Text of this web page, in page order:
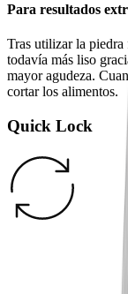
Para resultados
Tras utilizar la
todavía más liso
mayor agudeza.
cortar los alimentos.
Quick Lock